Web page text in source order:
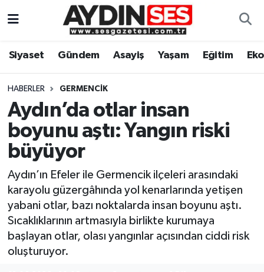
Siyaset Gündem Asayiş Yaşam Eğitim
HABERLER GERMENCIK
Aydın’da otlar insan
boyunu aştı: Yangın riski
büyüyor
Aydın’ın Efeler ile Germencik ilçeleri arasındaki
karayolu güzergâhında yol kenarlarında yetişen
yabani otlar, bazı noktalarda insan boyunu aştı.
Sıcaklıklarının artmasıyla birlikte kurumaya
başlayan otlar, olası yangınlar açısından ciddi risk
oluşturuyor.
Gündem
Siyaset
Ekonomi
Yaşam
Eğitim
Kültür Sanat
Spor
Aydın Hava Durumu
Aydin Namaz Vakitleri
Aydın Trafik Yoğunluk Haritası
Süper Lig Puan Durumu ve Fikstür
Tüm Manşetler
Son Dakika Haberleri
Haber Arşivi